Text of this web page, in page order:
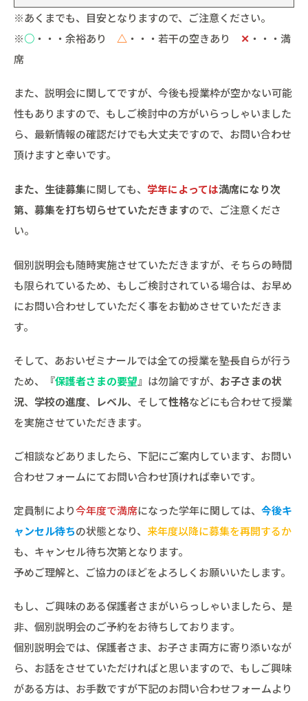
※あくまでも、目安となりますので、ご注意ください。
※○ ・・・余裕あり △ ・・・若干の空きあり ✕ ・・・満
席
また、説明会に関してですが、今後も授業枠が空かない可能
性もありますので、もしご検討中の方がいらっしゃいました
ら、最新情報の確認だけでも大丈夫ですので、お問い合わせ
頂けますと幸いです。
また、生徒募集に関しても、 学年によっては満席になり次
第、募集を打ち切らせていただきますので、ご注意くださ
い。
個別説明会も随時実施させていただきますが、そちらの時間
も限られているため、もしご検討されている場合は、お早め
にお問い合わせしていただく事をお勧めさせていただきま
す。
そして、あおいゼミナールでは全ての授業を塾長自らが行う
ため、『保護者さまの要望』は勿論ですが、 お子さまの状
況、 学校の進度、 レベル、そして性格などにも合わせて授業
を実施させていただきます。
ご相談などありましたら、下記にご案内しています、お問い
合わせフォームにてお問い合わせ頂ければ幸いです。
定員制により今年度で満席になった学年に関しては、 今後キ
ャンセル待ちの状態となり、 来年度以降に募集を再開するか
も、キャンセル待ち次第となります。
予めご理解と、ご協力のほどをよろしくお願いいたします。
もし、ご興味のある保護者さまがいらっしゃいましたら、是
非、個別説明会のご予約をお待ちしております。
個別説明会では、保護者さま、お子さま両方に寄り添いなが
ら、お話をさせていただければと思いますので、もしご興味
がある方は、お手数ですが下記のお問い合わせフォームより